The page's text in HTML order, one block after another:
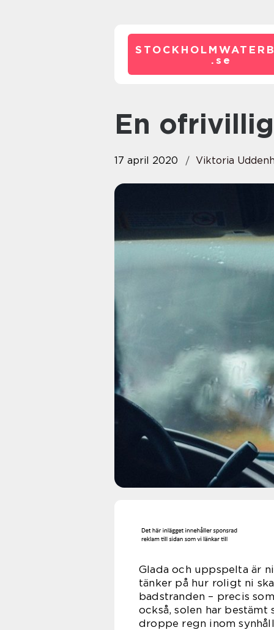
. se
En
17 april 2020 Viktoria
Glada och uppspelta är
tänker på hur roligt ni
badstranden – precis
också, solen har
droppe regn inom